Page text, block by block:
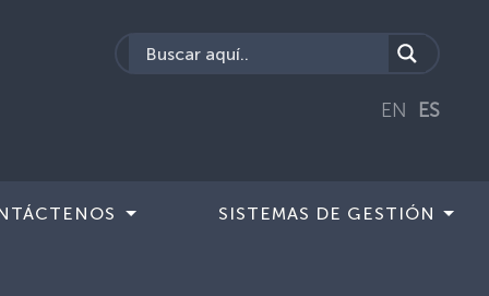
EN ES
SISTEMAS DE GESTIÓN